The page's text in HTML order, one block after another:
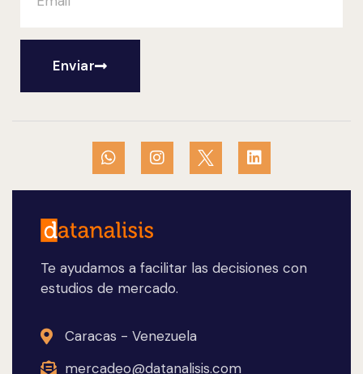
Te ayudamos a facilitar las decisiones con
estudios de mercado.
Caracas - Venezuela
mercadeo@datanalisis.com
Enviar